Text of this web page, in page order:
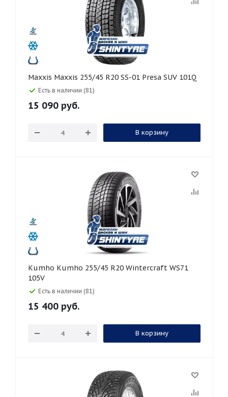
Maxxis Maxxis 255/45 R20 SS-01 Presa SUV 101Q
Есть в наличии (81)
15 090 руб.
В корзину
Kumho Kumho 255/45 R20 Wintercraft WS71
105V
Есть в наличии (81)
15 400 руб.
В корзину